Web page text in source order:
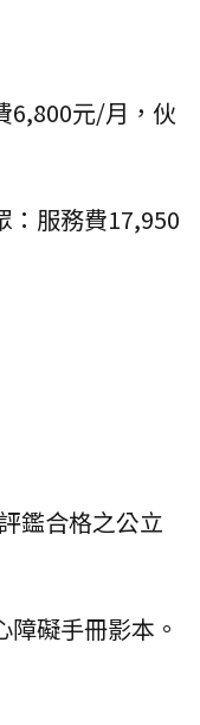
6,800元/月，伙
：服務費17,950
鑑合格之公立
礙手冊影本。